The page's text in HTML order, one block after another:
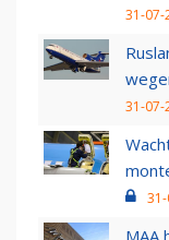
31-07-
31-07-
MAA